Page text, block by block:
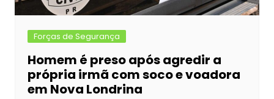
Forças de Segurança
Homem é preso após agredir a
própria irmã com soco e voadora
em Nova Londrina